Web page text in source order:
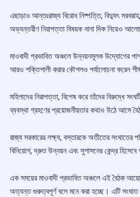
এছাড়াও আন্তঃরাজ্য বিরোধ নিষ্পত্তি, বিদ্যুৎ
অভ্যন্তরীণ নিরাপত্তা বিষয়ক নানা দিক নিয়েও
মাওবাদী প্রভাবিত অঞ্চলে উন্নয়নমূলক উদ্যোগের
আরও শক্তিশালী করার কৌশলও পর্যালোচনা করেন
মহিলাদের নিরাপত্তা, বিশেষ করে তাঁদের বিরুদ্ধে
ব্যবস্থা গ্রহণের প্রয়োজনীয়তার কথাও উঠে আসে
রাজ্য সরকারের লক্ষ্য, বস্তারকে অতীতের সংঘাতের
বিনিয়োগ, দ্রুত উন্নয়ন এবং সুশাসনের কেন্দ্র
এক সময়ের মাওবাদী প্রভাবিত অঞ্চলে এই বৈঠক
অত্যন্ত গুরুত্বপূর্ণ বলে মনে করা হচ্ছে। এটি